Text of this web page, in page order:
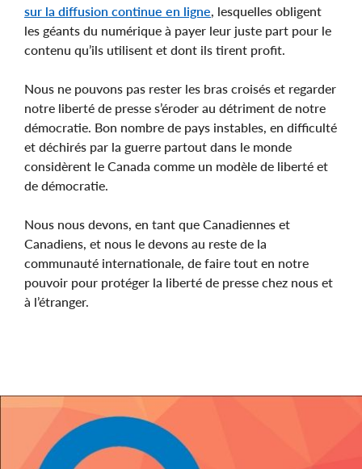
sur la diffusion continue en ligne , lesquelles obligent
les géants du numérique à payer leur juste part pour le
contenu qu’ils utilisent et dont ils tirent profit.
Nous ne pouvons pas rester les bras croisés et regarder
notre liberté de presse s’éroder au détriment de notre
démocratie. Bon nombre de pays instables, en difficulté
et déchirés par la guerre partout dans le monde
considèrent le Canada comme un modèle de liberté et
de démocratie.
Nous nous devons, en tant que Canadiennes et
Canadiens, et nous le devons au reste de la
communauté internationale, de faire tout en notre
pouvoir pour protéger la liberté de presse chez nous et
à l’étranger.